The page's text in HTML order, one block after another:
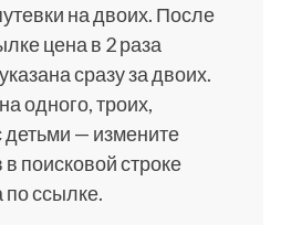
на двоих. После
цена в 2 раза
сразу за двоих.
одного, троих,
детьми — измените
в поисковой строке
ссылке.